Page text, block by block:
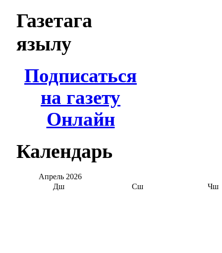
Газетага
язылу
Подписаться
на газету
Онлайн
Календарь
Апрель 2026
Дш
Сш Чш